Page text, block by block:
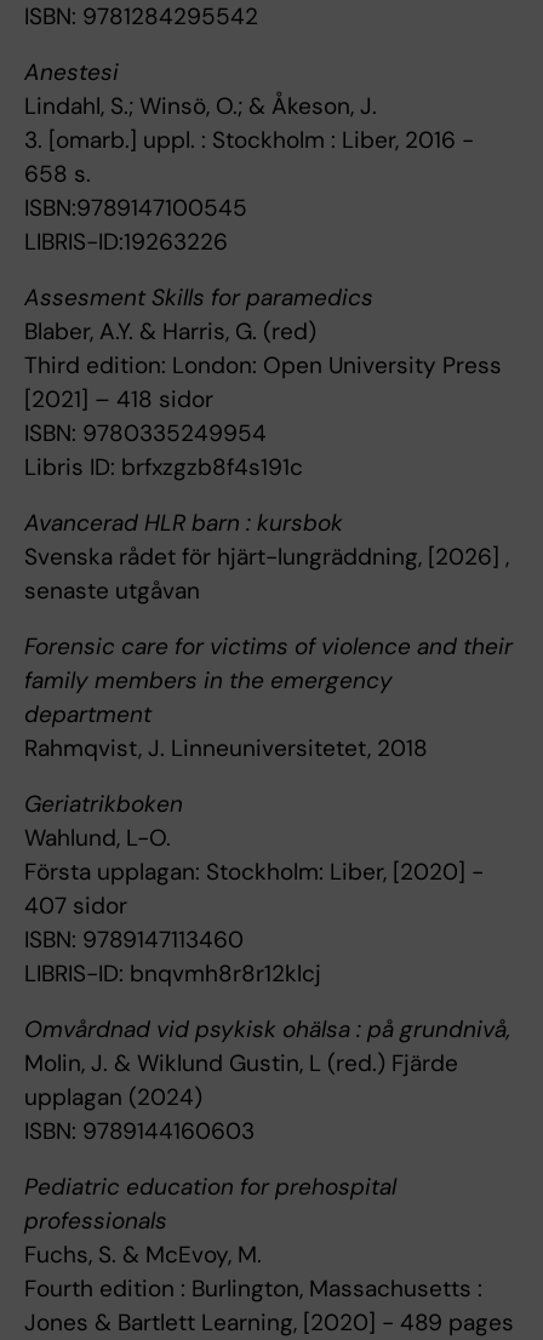
ISBN: 9781284295542
Anestesi
Lindahl, S.; Winsö, O.; & Åkeson, J.
3. [omarb.] uppl. : Stockholm : Liber, 2016 -
658 s.
ISBN:9789147100545
LIBRIS-ID:19263226
Assesment Skills for paramedics
Blaber, A.Y. & Harris, G. (red)
Third edition: London: Open University Press
[2021] – 418 sidor
ISBN: 9780335249954
Libris ID: brfxzgzb8f4s191c
Avancerad HLR barn : kursbok
Svenska rådet för hjärt-lungräddning, [2026] ,
senaste utgåvan
Forensic care for victims of violence and their
family members in the emergency
department
Rahmqvist, J. Linneuniversitetet, 2018
Geriatrikboken
Wahlund, L-O.
Första upplagan: Stockholm: Liber, [2020] -
407 sidor
ISBN: 9789147113460
LIBRIS-ID: bnqvmh8r8r12klcj
Omvårdnad vid psykisk ohälsa : på grundnivå,
Molin, J. & Wiklund Gustin, L (red.) Fjärde
upplagan (2024)
ISBN: 9789144160603
Pediatric education for prehospital
professionals
Fuchs, S. & McEvoy, M.
Fourth edition : Burlington, Massachusetts :
Jones & Bartlett Learning, [2020] - 489 pages